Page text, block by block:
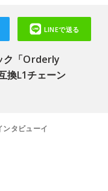
ク「Orderly
換L1チェーン
LINEで送る
ンタビューイ